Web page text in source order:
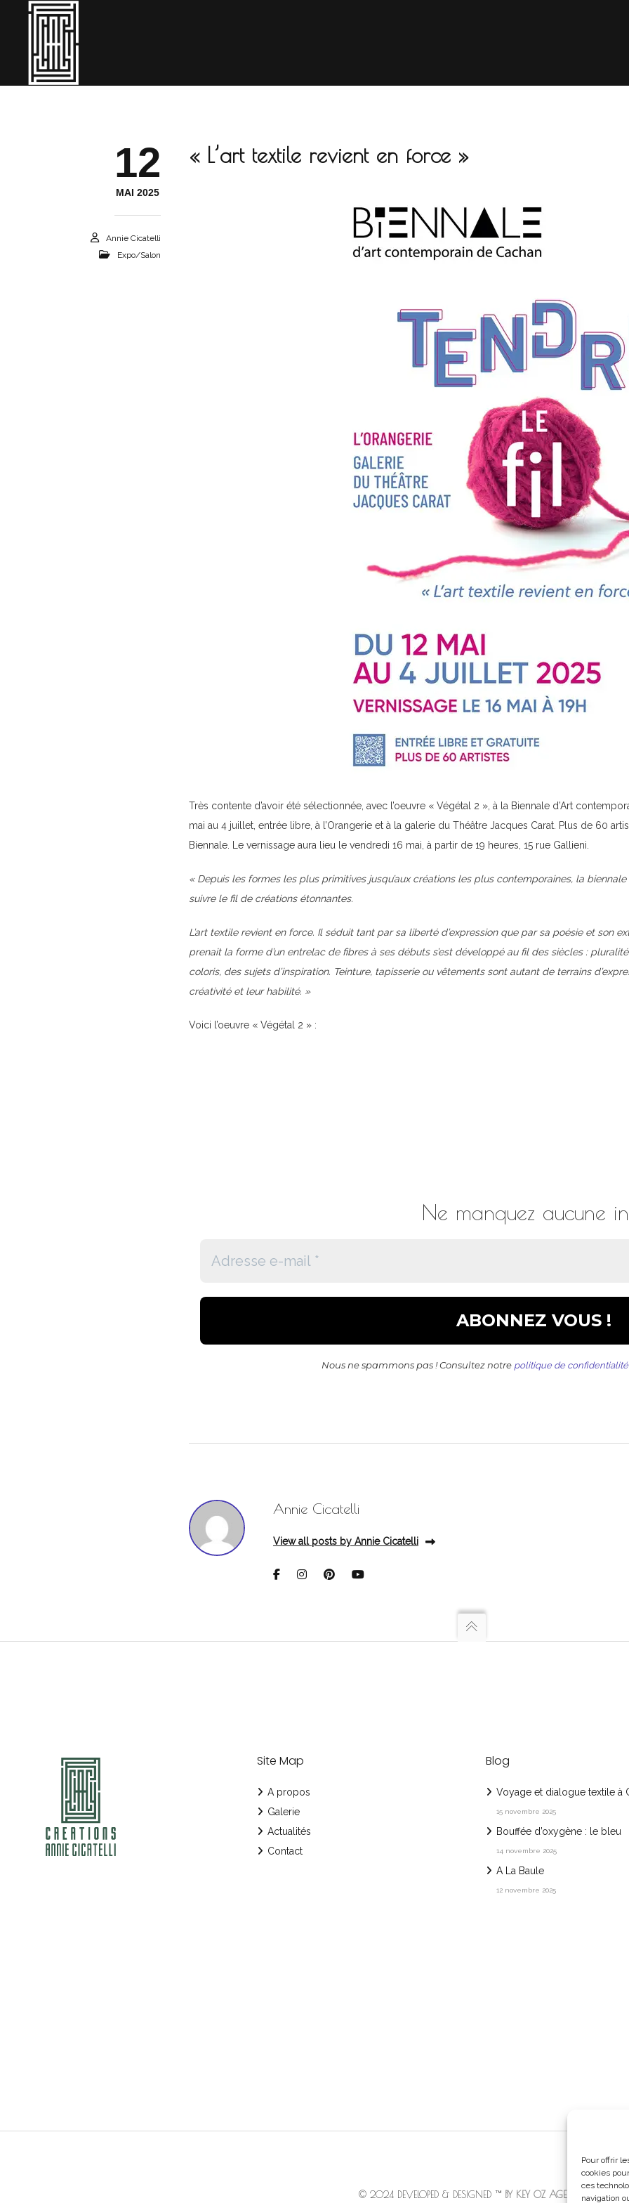
Pour offrir
cookies
ces
navigation
12
MAI 2025
Annie Cicatelli
Expo/salon
« L’art textile revient en force »
Très contente d’avoir été sélectionnée, avec l’oeuvre « Végétal 2 », à la Biennale d’Art
mai au 4 juillet, entrée libre, à l’Orangerie et à la galerie du Théâtre Jacques Carat. Plus de 60
Biennale. Le vernissage aura lieu le vendredi 16 mai, à partir de 19 heures, 15 rue Gallieni.
« Depuis les formes les plus primitives jusqu’aux créations les plus contemporaines, la
suivre le fil de créations étonnantes.
L’art textile revient en force. Il séduit tant par sa liberté d’expression que par sa poésie et son
prenait la forme d’un entrelac de fibres à ses débuts s’est développé au fil des siècles :
coloris, des sujets d’inspiration. Teinture, tapisserie ou vêtements sont autant de terrains
créativité et leur habilité. »
Voici l’oeuvre « Végétal 2 » :
Ne manquez aucune
Nous ne spammons pas ! Consultez notre politique de confidentialité
Annie Cicatelli
View all posts by Annie Cicatelli
Site Map
A propos
Galerie
Actualités
Contact
Blog
Voyage et dialogue textile à
15 novembre 2025
Bouffée d’oxygène : le bleu
14 novembre 2025
A La Baule
12 novembre 2025
© 2024 DEVELOPED & DESIGNED ™ BY KEY OZ AGENCY